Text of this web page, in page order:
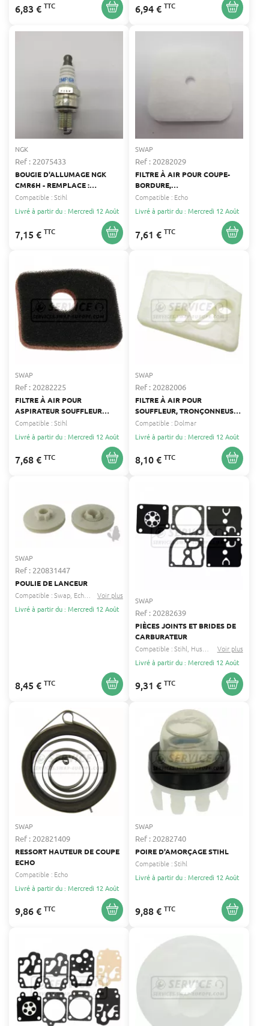
6,83 € TTC 6,94 € TTC
NGK
Ref : 22075433
BOUGIE D'ALLUMAGE NGK
CMR6H - REMPLACE :
CHAMPION RZ7C, CHRZ7C -
TASHIMA 2209879
Compatible :Stihl
Livré à partir du : Mercredi 12 Août
7,15 € TTC
SWAP
Ref : 20282029
FILTRE À AIR POUR COUPE-
BORDURE,
DÉBROUSSAILLEUSE,
ELAGUEUSE SUR PERCHE,
POMPE À EAU, SOUFFLEUR,
TAILLE-HAIE, TRONÇONNEUSE
ECHO ECHO
Compatible : Echo
Livré à partir du : Mercredi 12 Août
7,61 € TTC
SWAP
Ref : 20282225
FILTRE À AIR POUR
ASPIRATEUR SOUFFLEUR
BROYEUR, AUTRES,
SOUFFLEUR, TRONÇONNEUSE
STIHL STIHL
Compatible :Stihl
Livré à partir du : Mercredi 12 Août
7,68 € TTC
SWAP
Ref : 20282006
FILTRE À AIR POUR
SOUFFLEUR, TRONÇONNEUSE
DOLMAR DOLMAR
Compatible : Dolmar
Livré à partir du : Mercredi 12 Août
8,10 € TTC
SWAP
Ref : 220831447
POULIE DE LANCEUR
Compatible :Swap Echo
Voir plus
Livré à partir du : Mercredi 12 Août
8,45 € TTC
SWAP
Ref : 20282639
PIÈCES JOINTS ET BRIDES DE
CARBURATEUR
Compatible :Stihl Husqvarna ...
Voir plus
Livré à partir du : Mercredi 12 Août
9,31 € TTC
SWAP
Ref : 202821409
RESSORT HAUTEUR DE COUPE
ECHO
Compatible : Echo
Livré à partir du : Mercredi 12 Août
9,86 € TTC
SWAP
Ref : 20282740
POIRE D'AMORÇAGE STIHL
Compatible :Stihl
Livré à partir du : Mercredi 12 Août
9,88 € TTC